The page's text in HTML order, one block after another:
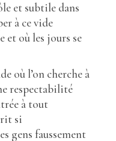
et subtile dans
à ce vide
et où les jours se
où l’on cherche à
respectabilité
à tout
si
gens faussement